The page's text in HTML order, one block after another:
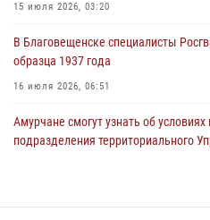
21 июля 2026, 01:10
15 июля 2026, 03:20
В Благовещенске специалисты
образца 1937 года
16 июля 2026, 06:51
Амурчане смогут узнать об
подразделения территориального